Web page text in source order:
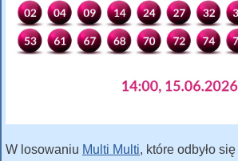
W losowaniu Multi Multi, które odbyło